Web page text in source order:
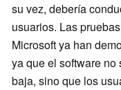
su vez, debería
usuarios. Las
Microsoft ya han
ya que el software
baja, sino que los